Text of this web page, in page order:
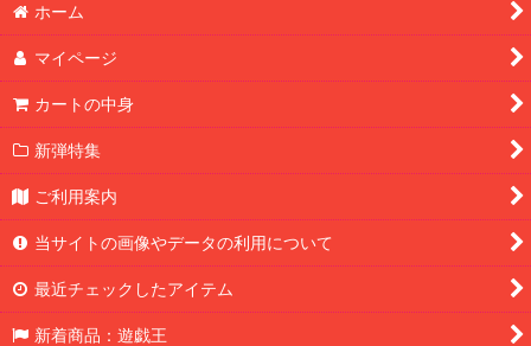
ホーム
マイページ
カートの中身
新弾特集
ご利用案内
当サイトの画像やデータの利用について
最近チェックしたアイテム
新着商品：遊戯王